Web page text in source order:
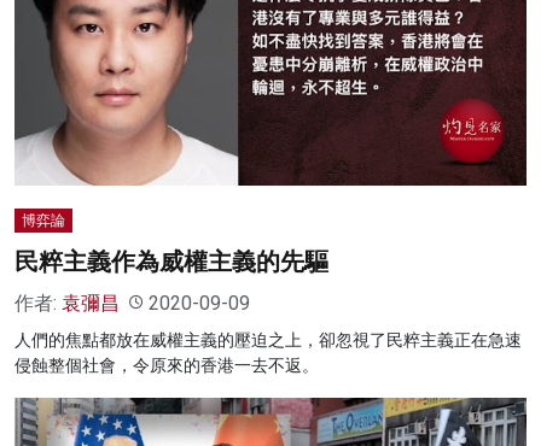
博弈論
民粹主義作為威權主義的先驅
作者: 袁彌昌 2020-09-09
人們的焦點都放在威權主義的壓迫之上，卻忽視了民粹主義正在急速
侵蝕整個社會，令原來的香港一去不返。